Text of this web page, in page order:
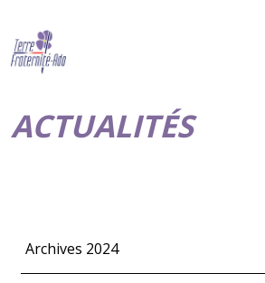
ACTUALITÉS
Archives 2024